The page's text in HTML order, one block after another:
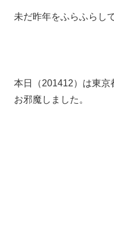
未だ昨年をふらふらし
本日（201412）は東京
お邪魔しました。